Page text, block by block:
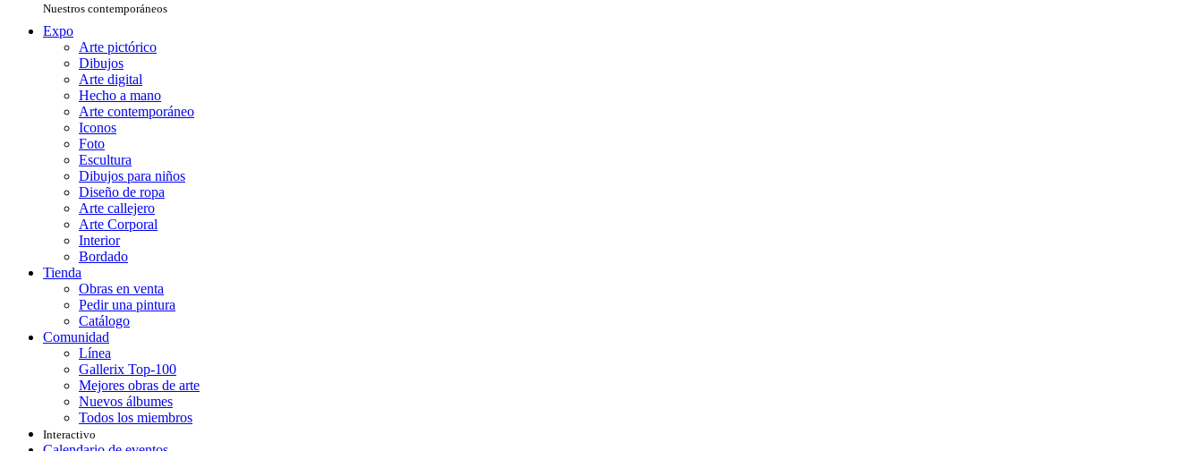
Nuestros contemporáneos
Expo
Arte pictórico
Dibujos
Arte digital
Hecho a mano
Arte contemporáneo
Iconos
Foto
Escultura
Dibujos para niños
Diseño de ropa
Arte callejero
Arte Corporal
Interior
Bordado
Tienda
Obras en venta
Pedir una pintura
Catálogo
Comunidad
Línea
Gallerix Top-100
Mejores obras de arte
Nuevos álbumes
Todos los miembros
Interactivo